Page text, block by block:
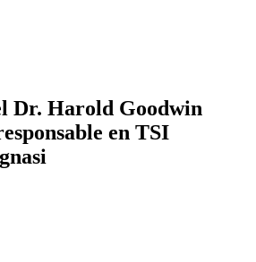
Dr. Harold Goodwin
en TSI